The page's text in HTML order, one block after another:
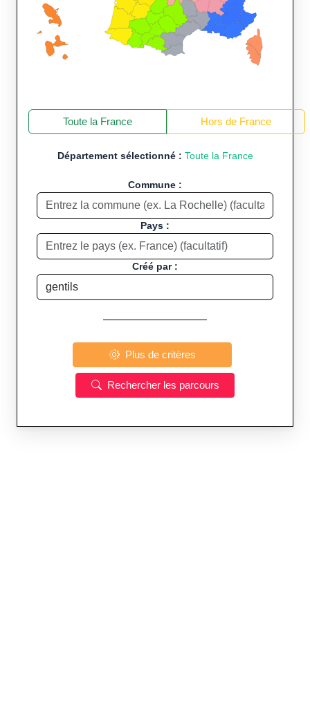
Toute la France Hors de France
Département sélectionné : Toute la France
Commune :
Pays :
Créé par :
Plus de critères
Rechercher les parcours